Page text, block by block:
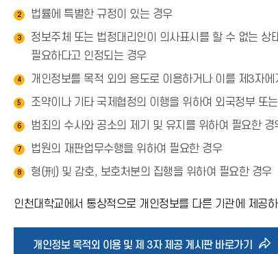
2 법률에 특별한 규정이 있는 경우
3
정보주체 또는 법정대리인이 의사표시를 할 수 없는
필요하다고 인정되는 경우
4 개인정보를 목적 외의 용도로 이용하거나 이를 제3자
5 조약이나 기타 국제협정의 이행을 위하여 외국정부 또
6 범죄의 수사와 공소의 제기 및 유지를 위하여 필요한 경
7 법원의 재판업무수행을 위하여 필요한 경우
8 형(刑) 및 감호, 보호처분의 집행을 위하여 필요한 경우
인천대학교에서 통상적으로 개인정보를 다른 기관에 제공
개인정보 목적외 이용 및 제 3자 제공 게시판 바로가기 바